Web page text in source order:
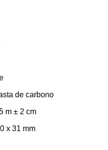
de carbono
m ± 2 cm
x 31 mm